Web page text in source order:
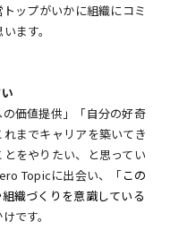
ップがいかに組織にコミ
ます。
価値提供」「自分の好奇
までキャリアを築いてき
をやりたい、と思ってい
Topicに出会い、「この
織づくりを意識している
です。